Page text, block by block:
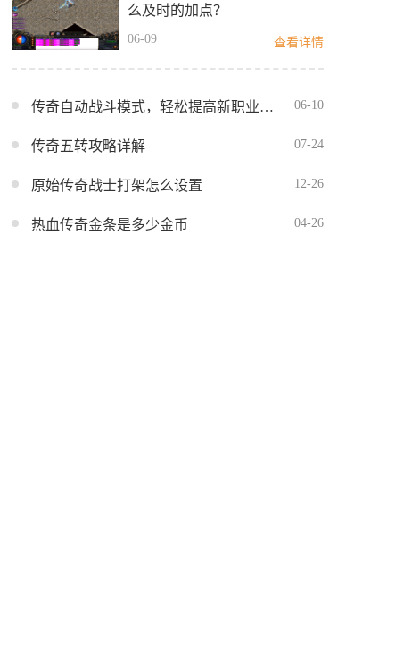
么及时的加点？
06-09 查看详情
传奇自动战斗模式，轻松提高新职业灵枪的输出 06-10
传奇五转攻略详解 07-24
原始传奇战士打架怎么设置 12-26
热血传奇金条是多少金币 04-26